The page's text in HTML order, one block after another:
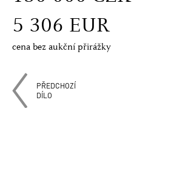
5 306 EUR
cena bez aukční přirážky
PŘEDCHOZÍ
DÍLO